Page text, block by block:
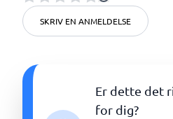
SKRIV EN ANMELDELSE
Er dette det
for dig?